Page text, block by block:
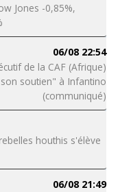
Jones -0,85%,
06/08 22:54
de la CAF (Afrique)
soutien" à Infantino
(communiqué)
houthis s'élève
06/08 21:49